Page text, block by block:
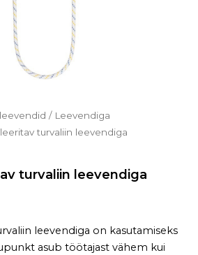
/ Leevendiga
turvaliin leevendiga
turvaliin leevendiga
leevendiga on kasutamiseks
asub töötajast vähem kui